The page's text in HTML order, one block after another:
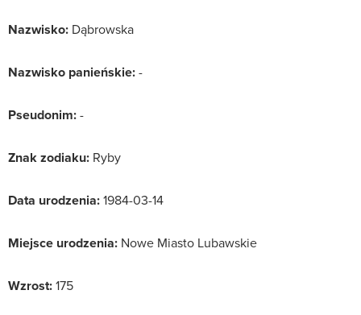
Nazwisko: Dąbrowska
Nazwisko panieńskie:-
Pseudonim:-
Znak zodiaku: Ryby
Data urodzenia:1984-03-14
Miejsce urodzenia: Nowe Miasto Lubawskie
Wzrost:175